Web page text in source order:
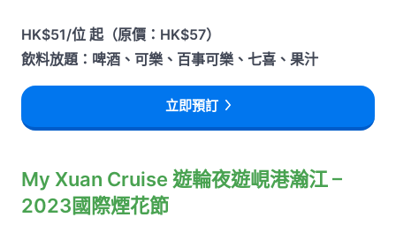
HK$51/位 起（原價：HK$57）
飲料放題：啤酒、可樂、百事可樂、七喜、果汁
立即預訂
My Xuan Cruise 遊輪夜遊峴港瀚江 –
2023國際煙花節